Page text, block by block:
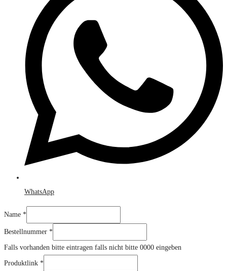
WhatsApp
Name *
Nachricht
Name
Bestellnummer *
Falls vorhanden bitte eintragen falls nicht bitte 0000 eingeben
Produktlink *